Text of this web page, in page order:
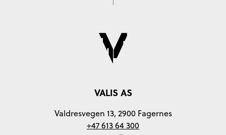
VALIS AS
Valdresvegen 13, 2900 Fagernes
+47 613 64 300